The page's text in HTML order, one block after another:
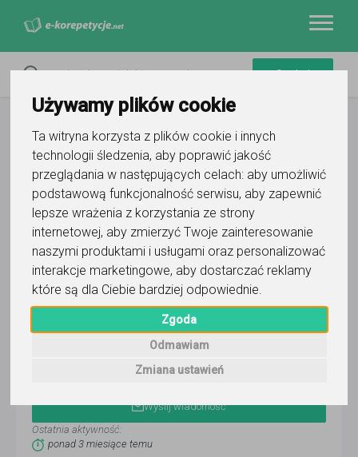
Używamy plików cookie
Ta witryna korzysta z plików cookie i innych
technologii śledzenia, aby poprawić jakość
przeglądania w następujących celach: aby umożliwić
podstawową funkcjonalność serwisu, aby zapewnić
lepsze wrażenia z korzystania ze strony
internetowej, aby zmierzyć Twoje zainteresowanie
naszymi produktami i usługami oraz personalizować
interakcje marketingowe, aby dostarczać reklamy
które są dla Ciebie bardziej odpowiednie
Zgoda
Odmawiam
Zmiana ustawień
Wyślij wiadomość
Ostatnia aktywność:
ponad 3 miesiące temu